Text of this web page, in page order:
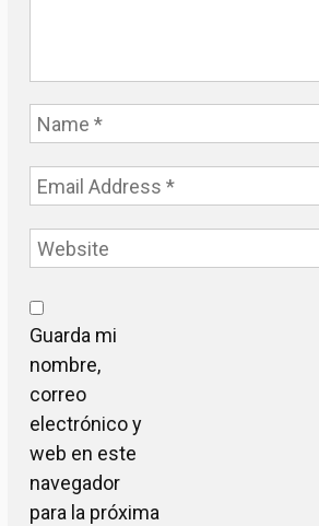
Guarda mi
nombre,
correo
electrónico y
web en este
navegador
para la próxima